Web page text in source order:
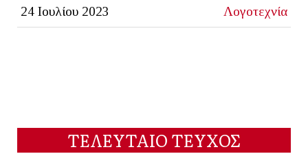
24 Ιουλίου 2023 Λογοτεχνία
ΤΕΛΕΥΤΑΙΟ ΤΕΥΧΟΣ